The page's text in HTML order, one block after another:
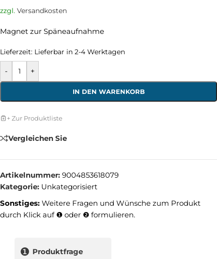
zzgl. Versandkosten
Magnet zur Späneaufnahme
Lieferzeit: Lieferbar in 2-4 Werktagen
- +
IN DEN WARENKORB
+ Zur Produktliste
Vergleichen Sie
Artikelnummer: 9004853618079
Kategorie: Unkategorisiert
Sonstiges: Weitere Fragen und Wünsche zum Produkt
durch Klick auf ❶ oder ❷ formulieren.
❶ Produktfrage